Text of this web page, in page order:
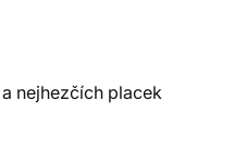
nejhezčích placek